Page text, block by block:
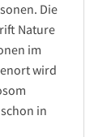
Die
Nature
im
wird
in